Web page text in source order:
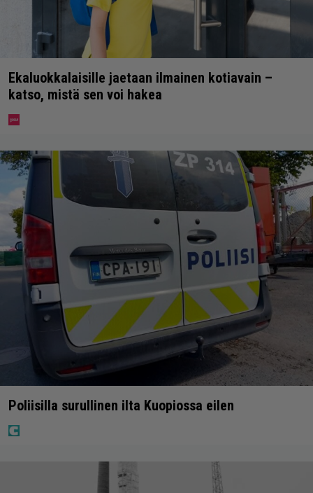
Ekaluokkalaisille jaetaan ilmainen kotiavain –
katso, mistä sen voi hakea
Poliisilla surullinen ilta Kuopiossa eilen